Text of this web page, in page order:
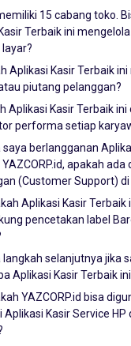
15 cabang toko.
Terbaik ini
Aplikasi Kasir Terbaik
piutang pelanggan?
Aplikasi Kasir Terbaik ini
performa setiap
saya berlangganan
apakah ada
(Customer Support) di
Aplikasi Kasir Terbaik
pencetakan label
langkah selanjutnya jika
Aplikasi Kasir Terbaik
YAZCORP.id bisa
Aplikasi Kasir Service HP